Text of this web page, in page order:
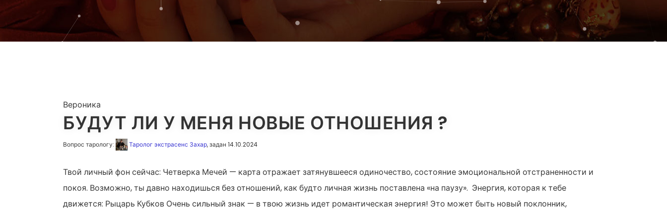
Вероника
БУДУТ ЛИ У МЕНЯ НОВЫЕ ОТНОШЕНИЯ ?
Вопрос тарологу: Таролог экстрасенс Захар, задан 14.10.2024
Твой личный фон сейчас: Четверка Мечей — карта отражает затянувшееся одиночество, состояние эмоциональной отстраненности и
покоя. Возможно, ты давно находишься без отношений, как будто личная жизнь поставлена «на паузу». Энергия, которая к тебе
движется: Рыцарь Кубков Очень сильный знак — в твою жизнь идет романтическая энергия! Это может быть новый поклонник,